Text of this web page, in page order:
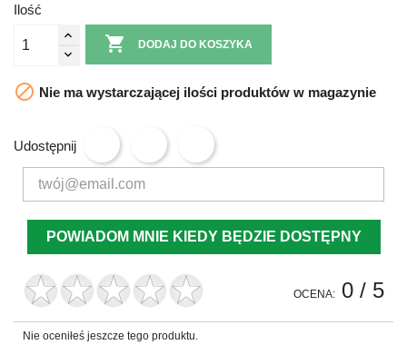
Ilość
 DODAJ DO KOSZYKA
 Nie ma wystarczającej ilości produktów w magazynie
Udostępnij
POWIADOM MNIE KIEDY BĘDZIE DOSTĘPNY
OCENA: 0 / 5
Nie oceniłeś jeszcze tego produktu.